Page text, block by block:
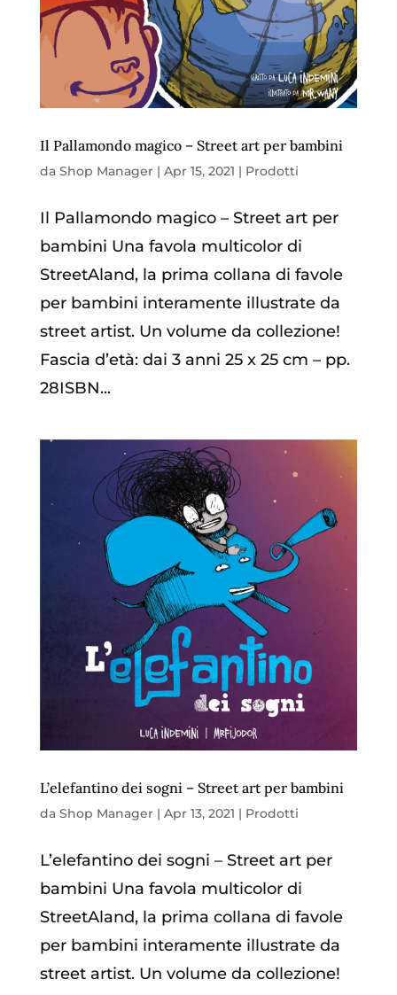
Il Pallamondo magico – Street art per bambini
da Shop Manager| Apr 15, 2021 | Prodotti
Il Pallamondo magico – Street art per
bambini Una favola multicolor di
StreetAland, la prima collana di favole
per bambini interamente illustrate da
street artist. Un volume da collezione!
Fascia d’età: dai 3 anni 25 x 25 cm – pp.
28ISBN...
L’elefantino dei sogni – Street art per bambini
da Shop Manager| Apr 13, 2021 | Prodotti
L’elefantino dei sogni – Street art per
bambini Una favola multicolor di
StreetAland, la prima collana di favole
per bambini interamente illustrate da
street artist. Un volume da collezione!